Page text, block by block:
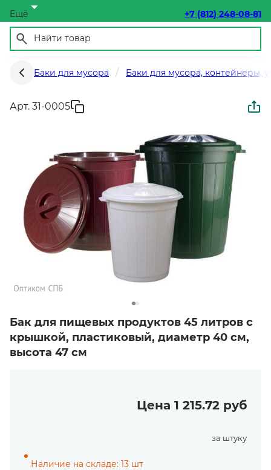
Ещё +7 (812) 248-08-81
Баки для мусора Баки для мусора, контейнеры,
Арт. 31-0005
Бак для пищевых продуктов 45 литров с
крышкой, пластиковый, диаметр 40 см,
высота 47 см
Цена 1 215.72 руб
за штуку
Наличие на складе: 13 шт